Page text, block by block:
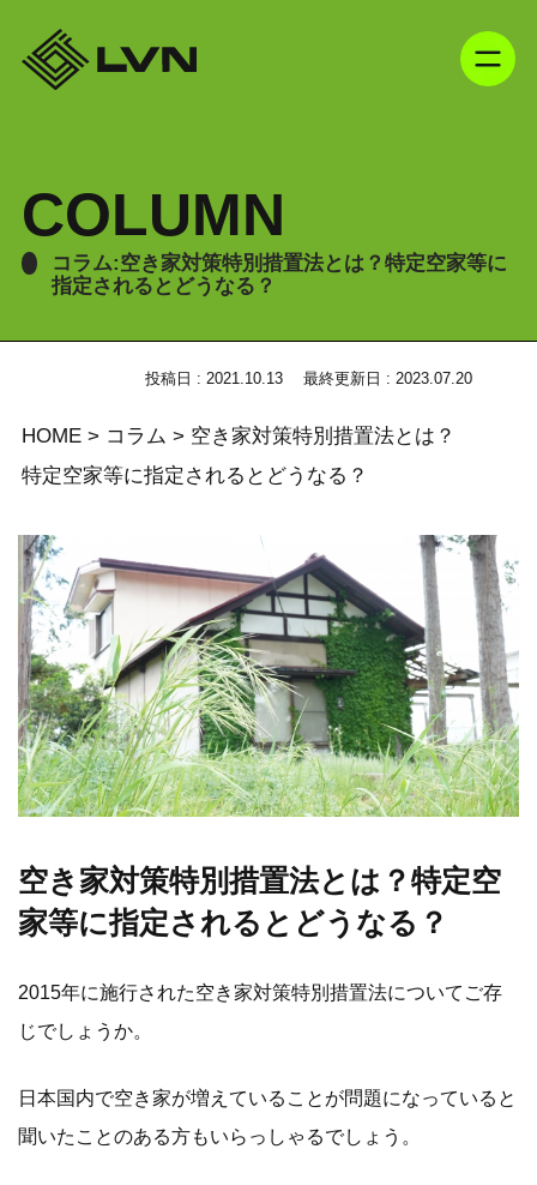
COLUMN
コラム:空き家対策特別措置法とは？特定空家等に
指定されるとどうなる？
投稿日 : 2021.10.13 最終更新日 : 2023.07.20
HOME> コラム > 空き家対策特別措置法とは？
特定空家等に指定されるとどうなる？
空き家対策特別措置法とは？特定空
家等に指定されるとどうなる？
2015年に施行された空き家対策特別措置法についてご存
じでしょうか。
日本国内で空き家が増えていることが問題になっていると
聞いたことのある方もいらっしゃるでしょう。